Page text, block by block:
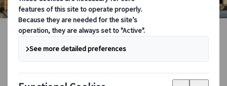
マイバス・ヨーロッパ ドイツ (28) ベルリン (2)
カテゴリーから探す